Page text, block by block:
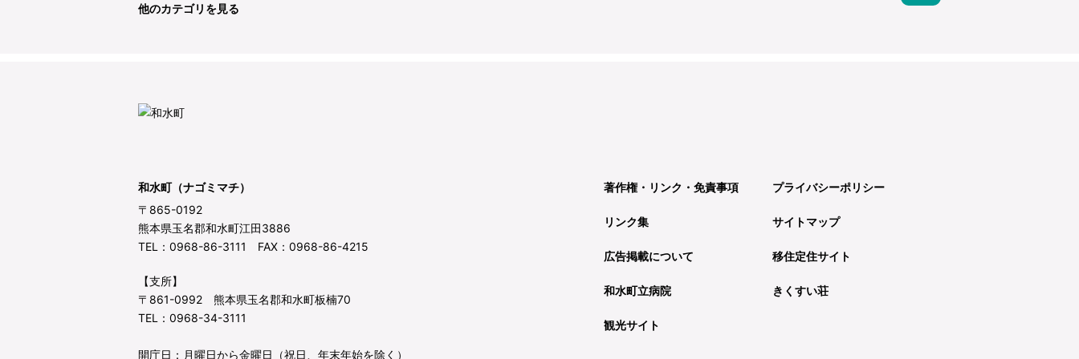
他のカテゴリを見る
和水町（ナゴミマチ）
〒865-0192
熊本県玉名郡和水町江田3886
TEL：0968-86-3111 FAX：0968-86-4215
【支所】
〒861-0992 熊本県玉名郡和水町板楠70
TEL：0968-34-3111
開庁日：月曜日から金曜日（祝日、年末年始を除く）
著作権・リンク・免責事項 プライバシーポリシー
リンク集 サイトマップ
広告掲載について 移住定住サイト
和水町立病院 きくすい荘
観光サイト